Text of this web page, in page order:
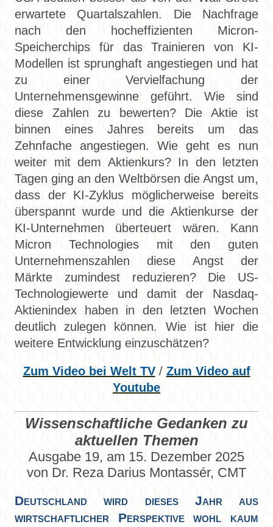
erwartete Quartalszahlen. Die Nachfrage
nach den hocheffizienten Micron-
Speicherchips für das Trainieren von KI-
Modellen ist sprunghaft angestiegen und hat
zu einer Vervielfachung der
Unternehmensgewinne geführt. Wie sind
diese Zahlen zu bewerten? Die Aktie ist
binnen eines Jahres bereits um das
Zehnfache angestiegen. Wie geht es nun
weiter mit dem Aktienkurs? In den letzten
Tagen ging an den Weltbörsen die Angst um,
dass der KI-Zyklus möglicherweise bereits
überspannt wurde und die Aktienkurse der
KI-Unternehmen überteuert wären. Kann
Micron Technologies mit den guten
Unternehmenszahlen diese Angst der
Märkte zumindest reduzieren? Die US-
Technologiewerte und damit der Nasdaq-
Aktienindex haben in den letzten Wochen
deutlich zulegen können. Wie ist hier die
weitere Entwicklung einzuschätzen?
Zum Video bei Welt TV/ Zum Video auf
Youtube
Wissenschaftliche Gedanken zu
aktuellen Themen
Ausgabe 19, am 15. Dezember 2025
von Dr. Reza Darius Montassér, CMT
Deutschland wird dieses Jahr aus
wirtschaftlicher Perspektive wohl kaum